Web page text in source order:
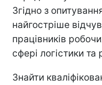
Згідно з
найгостріше
працівників
сфері логістики та
Знайти